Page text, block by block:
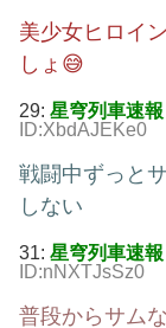
美少女ヒロイ
しょ😅
29: 星穹列車速報
ID:XbdAJEKe0
戦闘中ずっと
しない
31: 星穹列車速報
ID:nNXTJsSz0
普段からサム